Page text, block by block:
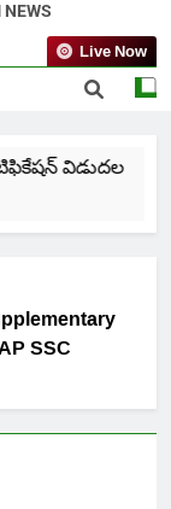
NEWS
Live Now
విడుదల
SSC